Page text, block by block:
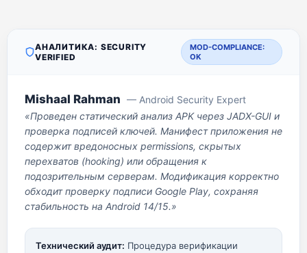
АНАЛИТИКА: SECURITY
VERIFIED
MOD-COMPLIANCE:
OK
Mishaal Rahman — Android Security Expert
«Проведен статический анализ APK через JADX-GUI и
проверка подписей ключей. Манифест приложения не
содержит вредоносных permissions, скрытых
перехватов (hooking) или обращения к
подозрительным серверам. Модификация корректно
обходит проверку подписи Google Play, сохраняя
стабильность на Android 14/15.»
Технический аудит: Процедура верификации